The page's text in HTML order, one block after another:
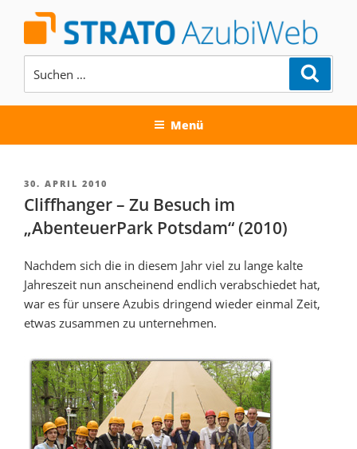
Inhalt
springen
nach:
AUSBILDUNG BEI DER STRATO
Menü
VERÖFFENTLICHT
AM
30. APRIL 2010
Cliffhanger – Zu Besuch im
„AbenteuerPark Potsdam“ (2010)
Nachdem sich die in diesem Jahr viel zu lange kalte
Jahreszeit nun anscheinend endlich verabschiedet hat,
war es für unsere Azubis dringend wieder einmal Zeit,
etwas zusammen zu unternehmen.